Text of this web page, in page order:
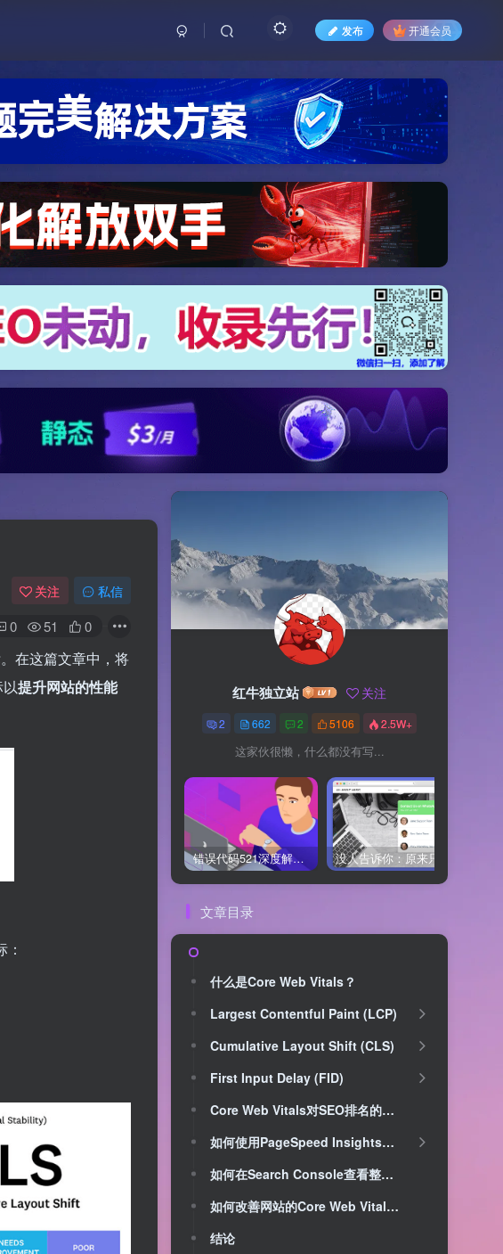
发布 开通会员
关注 私信
0 51 0
在这篇文章中，将
提升网站的性能
红牛独立站 关注
2 662 2 5106 2.5W+
这家伙很懒，什么都没有写...
错误代码521深度解析：什么是“Web服务器宕机”？它和502、504有何不同？
文章目录
什么是Core Web Vitals？
Largest Contentful Paint (LCP)
Cumulative Layout Shift (CLS)
First Input Delay (FID)
Core Web Vitals对SEO排名的影响
如何使用PageSpeed Insights检测Core Web Vitals
如何在Search Console查看整个网站的Core Web Vitals报告
如何改善网站的Core Web Vitals分数
结论